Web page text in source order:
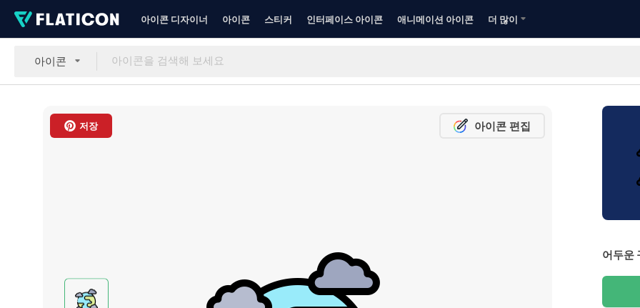
아이콘 디자이너 아이콘 스티커 인터페이스 아이콘 애니메이션 아이콘 더 많이
아이콘
저장 아이콘 편집
어두운